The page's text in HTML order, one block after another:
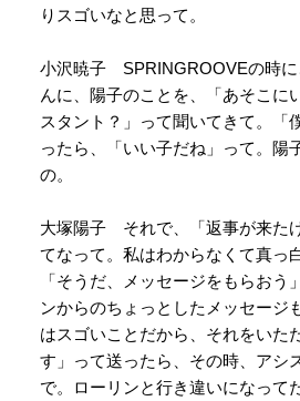
りスゴいなと思って。
小沢暁子 SPRINGROOVEの時に
んに、陽子のことを、「あそこに
スタント？」って聞いてきて。「
ったら、「いい子だね」って。陽
の。
大塚陽子 それで、「返事が来た
てなって。私はわからなくて真っ
「そうだ、メッセージをもらおう
ンからのちょっとしたメッセージ
はスゴいことだから、それをいた
す」って送ったら、その時、アシ
で。ローリンと行き違いになって